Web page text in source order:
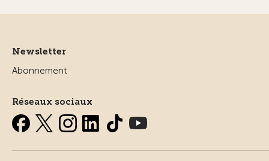
Newsletter
Abonnement
Réseaux sociaux